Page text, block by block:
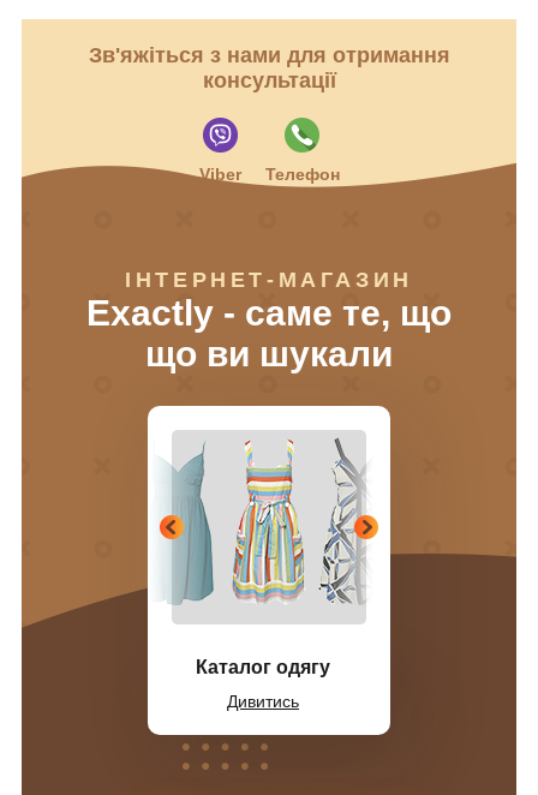
Зв'яжіться з нами для отримання
консультації
Viber Телефон
ІНТЕРНЕТ-МАГАЗИН
Exactly - саме те, що
що ви шукали
Каталог одягу
Дивитись